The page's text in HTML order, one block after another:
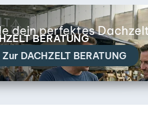
dein perfektes
BERATUNG
Zur DACHZELT BERATUNG